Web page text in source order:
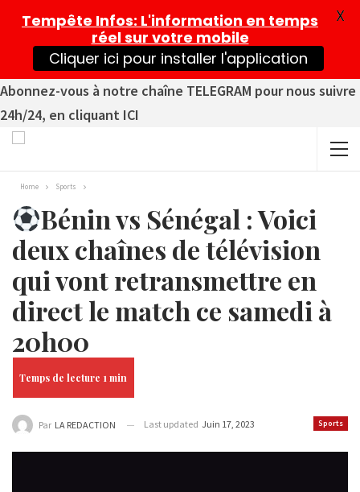
Abonnez-vous à notre chaîne TELEGRAM pour nous suivre
24h/24, en cliquant ICI
Home Sports
Bénin vs Sénégal : Voici
deux chaînes de télévision
qui vont retransmettre en
direct le match ce samedi à
20h00
Sports
Par LA REDACTION Last updated Juin 17, 2023
Tempête Infos: L'information en temps
réel sur votre mobile
Cliquer ici pour installer l'application
X